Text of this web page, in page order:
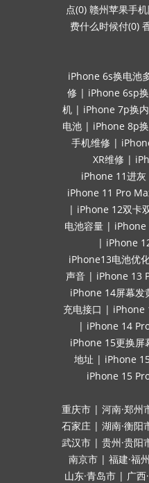
点(0) 赣州苹果手
费什么时候付(0)
iPhone 6s换电池
修 | iPhone 6sp
机 | iPhone 7p换
电池 | iPhone 8p
手机维修 |
XR维修 |
iPhone 11进灰
iPhone 11 Pro
| iPhone 12双卡
电池容量 | iPhone
| iPhone
iPhone13电池优
声音 | iPhone 13
iPhone 14屏幕发
充电接口 | iPhone
| iPhone 14
iPhone 15更换屏
地址 | iPhone
iPhone 15
重庆市 | 河南·郑州
石家庄 | 湖南·衡阳
武汉市 | 贵州·贵阳
南京市 | 福建·福
山东·青岛市 | 广西